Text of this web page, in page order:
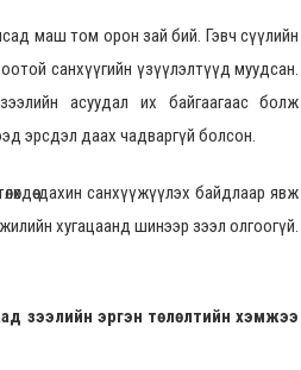
маш том орон зай бий. Гэвч сүүлийн
санхүүгийн үзүүлэлтүүд муудсан.
асуудал их байгаагаас болж
эрсдэл даах чадваргүй болсон.
дахин санхүүжүүлэх байдлаар явж
жилийн хугацаанд шинээр зээл олгоогүй.
зээлийн эргэн төлөлтийн хэмжээ